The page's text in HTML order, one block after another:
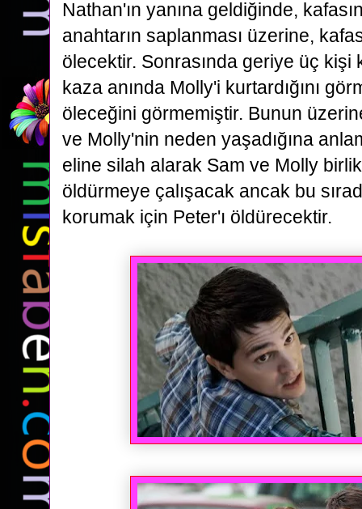
Nathan'ın yanına geldiğinde,
anahtarın saplanması üzerine,
ölecektir. Sonrasında geriye üç kişi
kaza anında Molly'i kurtardığını
öleceğini görmemiştir. Bunun
ve Molly'nin neden yaşadığına
eline silah alarak Sam ve Molly
öldürmeye çalışacak ancak bu
korumak için Peter'ı öldürecektir.